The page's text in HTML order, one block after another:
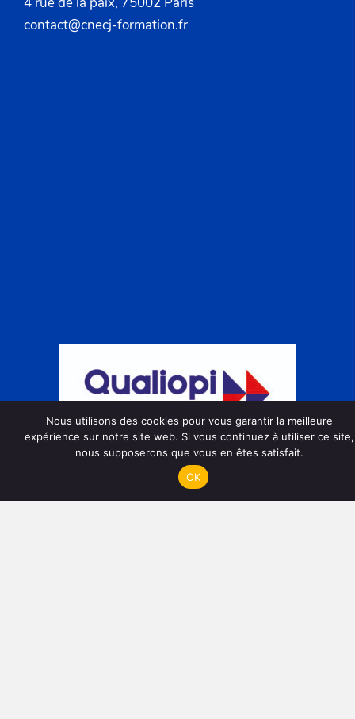
contact@cnecj-formation.fr
Nous utilisons des cookies pour vous garantir la meilleure
expérience sur notre site web. Si vous continuez à utiliser ce site,
nous supposerons que vous en êtes satisfait.
OK